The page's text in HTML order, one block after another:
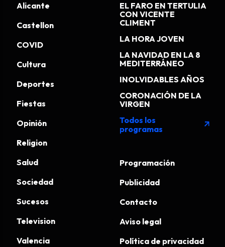
Alicante
Castellon
COVID
Cultura
Deportes
Fiestas
Opinión
Religion
Salud
Sociedad
Sucesos
Television
Valencia
EL FARO EN TERTULIA
CON VICENTE
CLIMENT
LA HORA JOVEN
LA NAVIDAD EN LA 8
MEDITERRÁNEO
INOLVIDABLES AÑOS
CORONACIÓN DE LA
VIRGEN
Todos los
programas
arrow_outward
Programación
Publicidad
Contacto
Aviso legal
Política de privacidad